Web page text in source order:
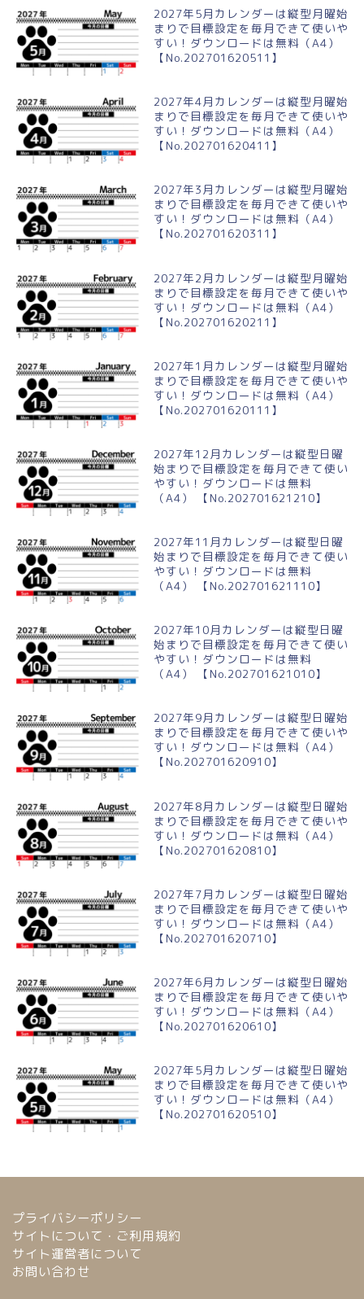
2027年5月カレンダーは縦型月曜始
まりで目標設定を毎月できて使いや
すい！ダウンロードは無料（A4）
【No.202701620511】
2027年4月カレンダーは縦型月曜始
まりで目標設定を毎月できて使いや
すい！ダウンロードは無料（A4）
【No.202701620411】
2027年3月カレンダーは縦型月曜始
まりで目標設定を毎月できて使いや
すい！ダウンロードは無料（A4）
【No.202701620311】
2027年2月カレンダーは縦型月曜始
まりで目標設定を毎月できて使いや
すい！ダウンロードは無料（A4）
【No.202701620211】
2027年1月カレンダーは縦型月曜始
まりで目標設定を毎月できて使いや
すい！ダウンロードは無料（A4）
【No.202701620111】
2027年12月カレンダーは縦型日曜
始まりで目標設定を毎月できて使い
やすい！ダウンロードは無料
（A4） 【No.202701621210】
2027年11月カレンダーは縦型日曜
始まりで目標設定を毎月できて使い
やすい！ダウンロードは無料
（A4） 【No.202701621110】
2027年10月カレンダーは縦型日曜
始まりで目標設定を毎月できて使い
やすい！ダウンロードは無料
（A4） 【No.202701621010】
2027年9月カレンダーは縦型日曜始
まりで目標設定を毎月できて使いや
すい！ダウンロードは無料（A4）
【No.202701620910】
2027年8月カレンダーは縦型日曜始
まりで目標設定を毎月できて使いや
すい！ダウンロードは無料（A4）
【No.202701620810】
2027年7月カレンダーは縦型日曜始
まりで目標設定を毎月できて使いや
すい！ダウンロードは無料（A4）
【No.202701620710】
2027年6月カレンダーは縦型日曜始
まりで目標設定を毎月できて使いや
すい！ダウンロードは無料（A4）
【No.202701620610】
2027年5月カレンダーは縦型日曜始
まりで目標設定を毎月できて使いや
すい！ダウンロードは無料（A4）
【No.202701620510】
プライバシーポリシー
サイトについて・ご利用規約
サイト運営者について
お問い合わせ